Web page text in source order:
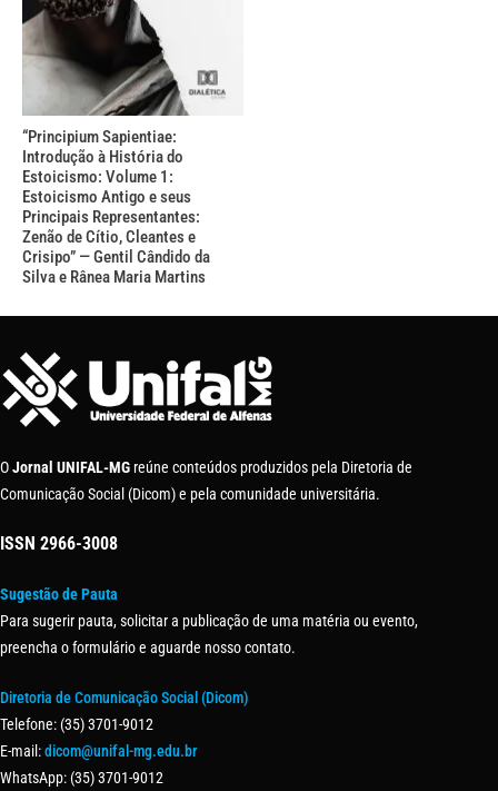
“Principium Sapientiae:
Introdução à História do
Estoicismo: Volume 1:
Estoicismo Antigo e seus
Principais Representantes:
Zenão de Cítio, Cleantes e
Crisipo” — Gentil Cândido da
Silva e Rânea Maria Martins
OJornal UNIFAL-MG reúne conteúdos produzidos pela Diretoria de
Comunicação Social (Dicom) e pela comunidade universitária.
ISSN 2966-3008
Sugestão de Pauta
Para sugerir pauta, solicitar a publicação de uma matéria ou evento,
preencha o formulário e aguarde nosso contato.
Diretoria de Comunicação Social (Dicom)
Telefone: (35) 3701-9012
E-mail:dicom@unifal-mg.edu.br
WhatsApp: (35) 3701-9012